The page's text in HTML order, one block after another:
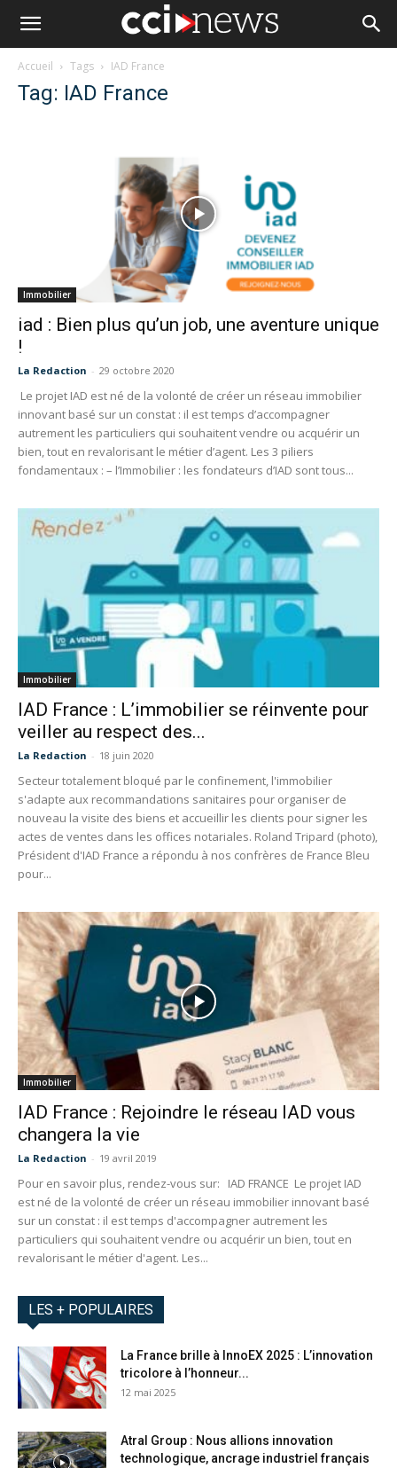
Accueil Tags IAD France
Tag: IAD France
Immobilier
iad : Bien plus qu’un job, une aventure unique
!
La Redaction - 29 octobre 2020
Le projet IAD est né de la volonté de créer un réseau immobilier
innovant basé sur un constat : il est temps d’accompagner
autrement les particuliers qui souhaitent vendre ou acquérir un
bien, tout en revalorisant le métier d’agent. Les 3 piliers
fondamentaux : – l’Immobilier : les fondateurs d’IAD sont tous...
Immobilier
IAD France : L’immobilier se réinvente pour
veiller au respect des...
La Redaction - 18 juin 2020
Secteur totalement bloqué par le confinement, l'immobilier
s'adapte aux recommandations sanitaires pour organiser de
nouveau la visite des biens et accueillir les clients pour signer les
actes de ventes dans les offices notariales. Roland Tripard (photo),
Président d'IAD France a répondu à nos confrères de France Bleu
pour...
Immobilier
IAD France : Rejoindre le réseau IAD vous
changera la vie
La Redaction - 19 avril 2019
Pour en savoir plus, rendez-vous sur: IAD FRANCE Le projet IAD
est né de la volonté de créer un réseau immobilier innovant basé
sur un constat : il est temps d'accompagner autrement les
particuliers qui souhaitent vendre ou acquérir un bien, tout en
revalorisant le métier d'agent. Les...
LES + POPULAIRES
La France brille à InnoEX 2025 : L’innovation
tricolore à l’honneur...
12 mai 2025
Atral Group : Nous allions innovation
technologique, ancrage industriel français